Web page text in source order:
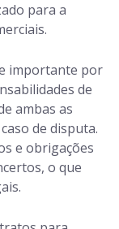
para a
importante por
de
ambas as
de disputa.
e obrigações
o que